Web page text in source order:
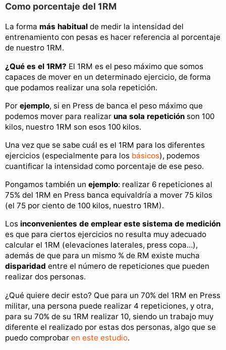
Como porcentaje del 1RM
La forma más habitual de medir la intensidad del
entrenamiento con pesas es hacer referencia al porcentaje
de nuestro 1RM.
¿Qué es el 1RM? El 1RM es el peso máximo que somos
capaces de mover en un determinado ejercicio, de forma
que podamos realizar una sola repetición.
Por ejemplo, si en Press de banca el peso máximo que
podemos mover para realizar una sola repetición son 100
kilos, nuestro 1RM son esos 100 kilos.
Una vez que se sabe cuál es el 1RM para los diferentes
ejercicios (especialmente para los básicos), podemos
cuantificar la intensidad como porcentaje de ese peso.
Pongamos también un ejemplo: realizar 6 repeticiones al
75% del 1RM en Press banca equivaldría a mover 75 kilos
(el 75 por ciento de 100 kilos, nuestro 1RM).
Los inconvenientes de emplear este sistema de medición
es que para ciertos ejercicios no resulta muy adecuado
calcular el 1RM (elevaciones laterales, press copa…),
además de que para un mismo % de RM existe mucha
disparidad entre el número de repeticiones que pueden
realizar dos personas.
¿Qué quiere decir esto? Que para un 70% del 1RM en Press
militar, una persona puede realizar 4 repeticiones, y otra,
para su 70% de su 1RM realizar 10, siendo un trabajo muy
diferente el realizado por estas dos personas, algo que se
puedo comprobar en este estudio.